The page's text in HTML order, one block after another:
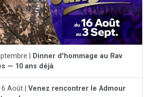
|
Dinner d'hommage au Rav
— 10 ans déjà
Août | Venez rencontrer le Admour